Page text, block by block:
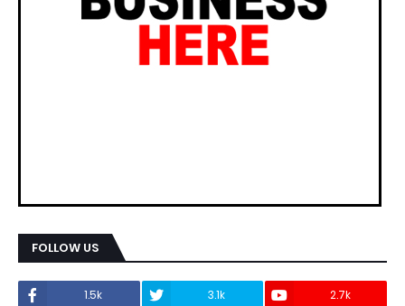
FOLLOW US
1.5k 3.1k
2.7k